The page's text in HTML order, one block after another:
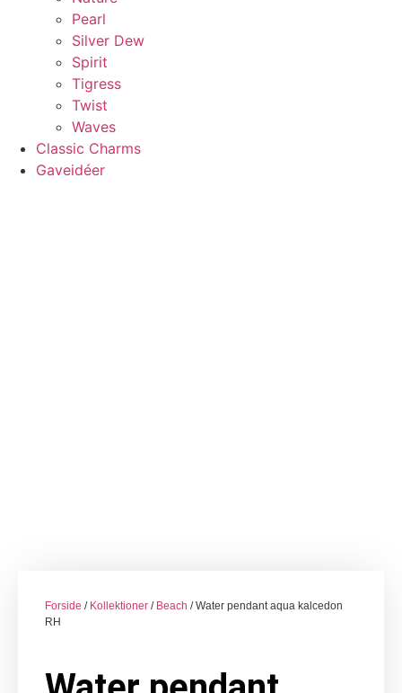
Pearl
Silver Dew
Spirit
Tigress
Twist
Waves
Classic Charms
Gaveidéer
Forside / Kollektioner / Beach / Water pendant aqua kalcedon
RH